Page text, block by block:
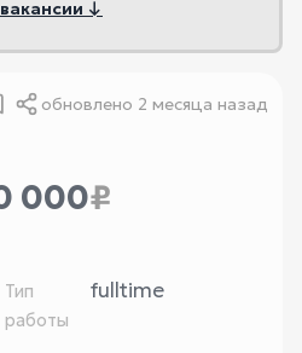
↓
обновлено 2 месяца назад
000₽
Тип
работы
fulltime